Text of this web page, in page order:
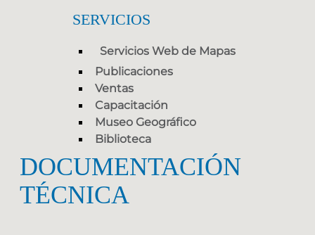
SERVICIOS
Servicios Web de Mapas
Publicaciones
Ventas
Capacitación
Museo Geográfico
Biblioteca
DOCUMENTACIÓN
TÉCNICA